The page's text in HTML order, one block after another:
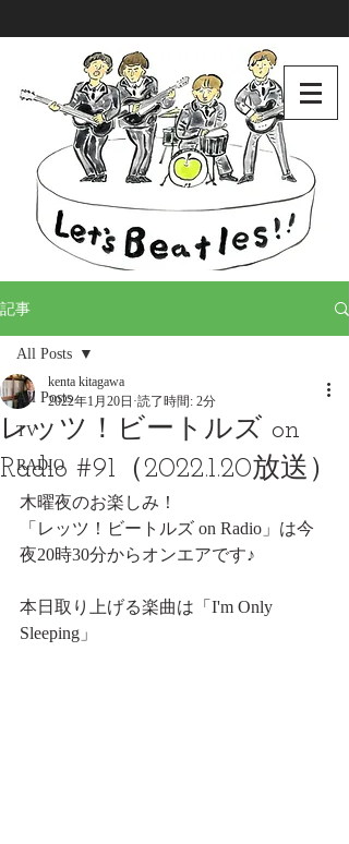
記事
All Posts
TV
RADIO
All Posts
レッツ！ビートルズ on
Radio #91（2022.1.20放送）
kenta kitagawa
2022年1月20日 読了時間: 2分
木曜夜のお楽しみ！
「レッツ！ビートルズ on Radio」は今
夜20時30分からオンエアです♪
本日取り上げる楽曲は「I'm Only
Sleeping」